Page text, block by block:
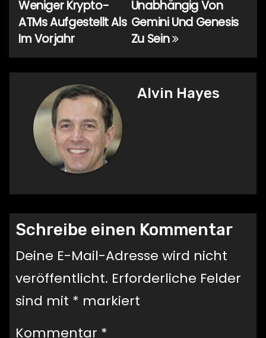
Unabhängig Von
Gemini Und Genesis
Zu Sein
Weniger Krypto-
ATMs Aufgestellt Als
Im Vorjahr
Alvin Hayes
Schreibe einen Kommentar
Deine E-Mail-Adresse wird nicht
veröffentlicht. Erforderliche Felder
sind mit * markiert
Kommentar *